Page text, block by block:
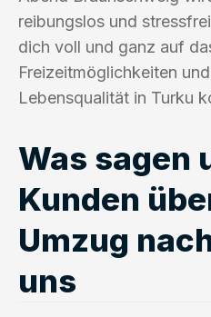
reibungslos und
dich voll und ganz auf
Freizeitmöglichkeiten
Lebensqualität in Turku
Was sagen
Kunden
Umzug
uns